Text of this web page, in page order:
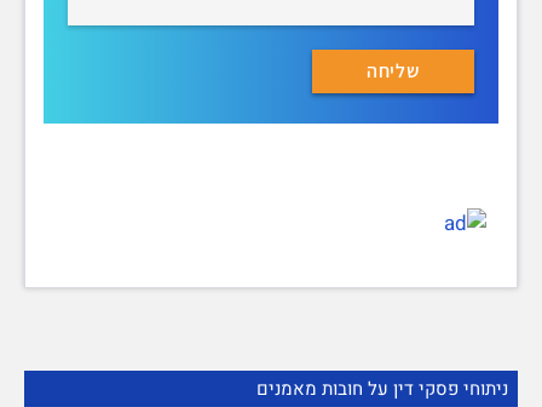
ניתוחי פסקי דין על חובות מאמנים